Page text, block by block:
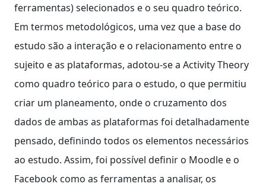
ferramentas) selecionados e o seu quadro teórico.
Em termos metodológicos, uma vez que a base do
estudo são a interação e o relacionamento entre o
sujeito e as plataformas, adotou-se a Activity Theory
como quadro teórico para o estudo, o que permitiu
criar um planeamento, onde o cruzamento dos
dados de ambas as plataformas foi detalhadamente
pensado, definindo todos os elementos necessários
ao estudo. Assim, foi possível definir o Moodle e o
Facebook como as ferramentas a analisar, os